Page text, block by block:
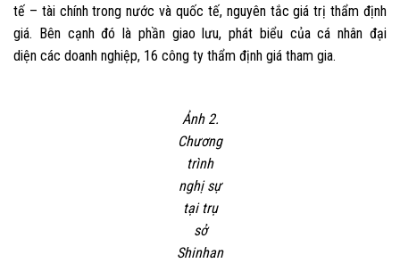
tế – tài chính trong nước và quốc tế, nguyên tắc giá trị thẩm định
giá. Bên cạnh đó là phần giao lưu, phát biểu của cá nhân đại
diện các doanh nghiệp, 16 công ty thẩm định giá tham gia.
Ảnh 2.
Chương
trình
nghị sự
tại trụ
sở
Shinhan